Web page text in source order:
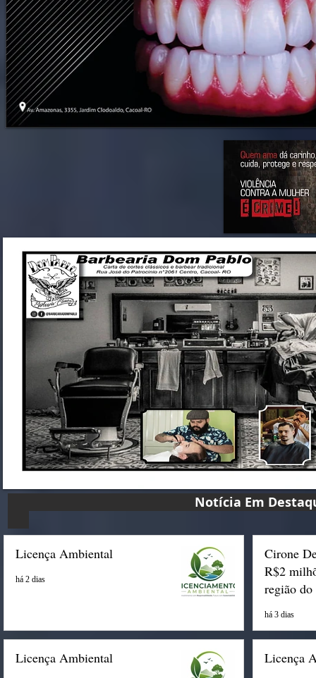
Notícia Em
Licença Ambiental
há 2 dias
Cirone
R$2
região do
há 3 dias
Licença Ambiental Licença